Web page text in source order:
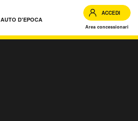
AUTO D'EPOCA
ACCEDI
Area concessionari